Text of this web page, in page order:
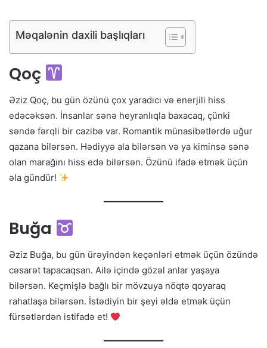
Məqalənin daxili başlıqları
Qoç
Əziz Qoç, bu gün özünü çox yaradıcı və enerjili hiss
edəcəksən. İnsanlar sənə heyranlıqla baxacaq, çünki
səndə fərqli bir cazibə var. Romantik münasibətlərdə uğur
qazana bilərsən. Hədiyyə ala bilərsən və ya kiminsə sənə
olan marağını hiss edə bilərsən. Özünü ifadə etmək üçün
əla gündür!
Buğa
Əziz Buğa, bu gün ürəyindən keçənləri etmək üçün özündə
cəsarət tapacaqsan. Ailə içində gözəl anlar yaşaya
bilərsən. Keçmişlə bağlı bir mövzuya nöqtə qoyaraq
rahatlaşa bilərsən. İstədiyin bir şeyi əldə etmək üçün
fürsətlərdən istifadə et!